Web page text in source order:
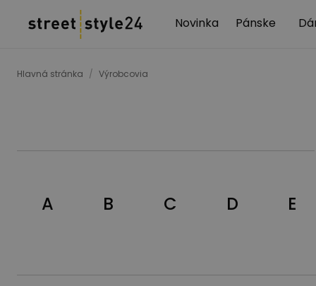
Novinka Pánske
Hlavná stránka / Výrobcovia
A B C D E